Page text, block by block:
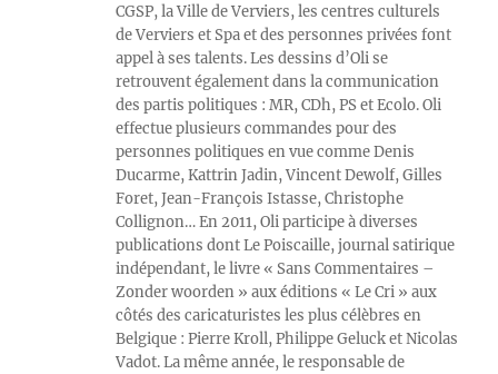
CGSP, la Ville de Verviers, les centres culturels
de Verviers et Spa et des personnes privées font
appel à ses talents. Les dessins d’Oli se
retrouvent également dans la communication
des partis politiques : MR, CDh, PS et Ecolo. Oli
effectue plusieurs commandes pour des
personnes politiques en vue comme Denis
Ducarme, Kattrin Jadin, Vincent Dewolf, Gilles
Foret, Jean-François Istasse, Christophe
Collignon… En 2011, Oli participe à diverses
publications dont Le Poiscaille, journal satirique
indépendant, le livre « Sans Commentaires –
Zonder woorden » aux éditions « Le Cri » aux
côtés des caricaturistes les plus célèbres en
Belgique : Pierre Kroll, Philippe Geluck et Nicolas
Vadot. La même année, le responsable de